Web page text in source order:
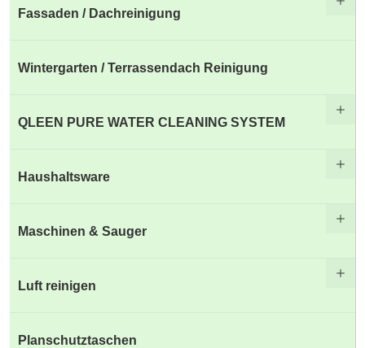
Fassaden / Dachreinigung
Wintergarten / Terrassendach Reinigung
QLEEN PURE WATER CLEANING SYSTEM
Haushaltsware
Maschinen & Sauger
Luft reinigen
Planschutztaschen